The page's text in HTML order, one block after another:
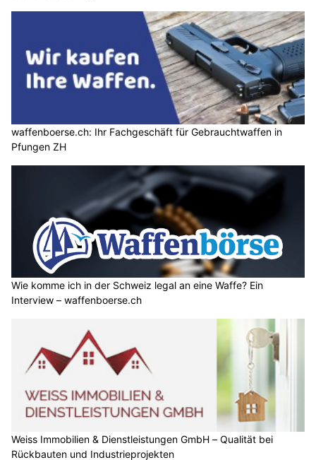
waffenboerse.ch: Ihr Fachgeschäft für Gebrauchtwaffen in
Pfungen ZH
Wie komme ich in der Schweiz legal an eine Waffe? Ein
Interview – waffenboerse.ch
Weiss Immobilien & Dienstleistungen GmbH – Qualität bei
Rückbauten und Industrieprojekten